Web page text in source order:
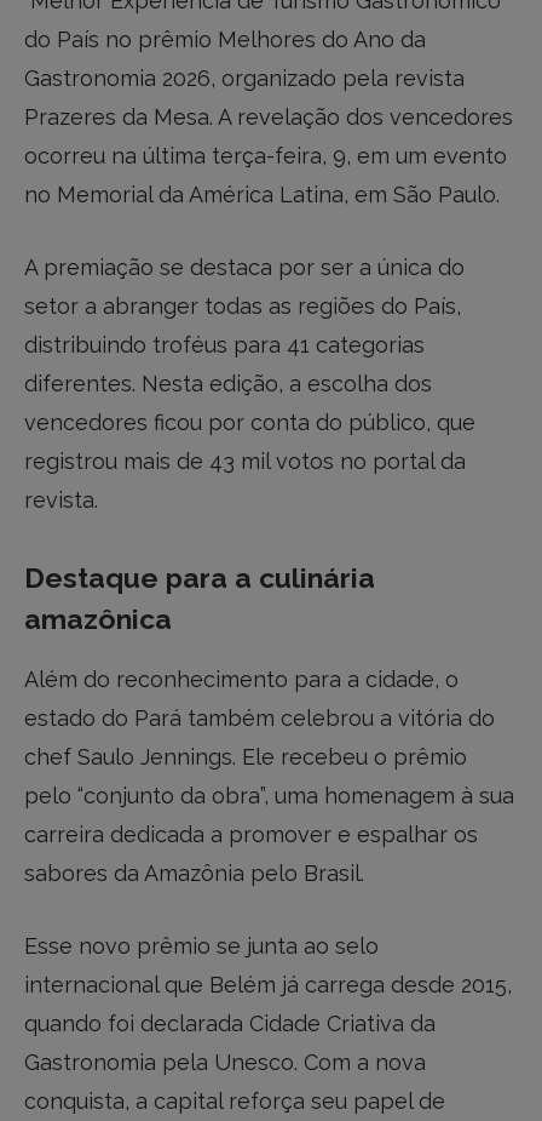
do País no prêmio Melhores do Ano da
Gastronomia 2026, organizado pela revista
Prazeres da Mesa. A revelação dos vencedores
ocorreu na última terça-feira, 9, em um evento
no Memorial da América Latina, em São Paulo.
A premiação se destaca por ser a única do
setor a abranger todas as regiões do País,
distribuindo troféus para 41 categorias
diferentes. Nesta edição, a escolha dos
vencedores ficou por conta do público, que
registrou mais de 43 mil votos no portal da
revista.
Destaque para a culinária
amazônica
Além do reconhecimento para a cidade, o
estado do Pará também celebrou a vitória do
chef Saulo Jennings. Ele recebeu o prêmio
pelo “conjunto da obra”, uma homenagem à sua
carreira dedicada a promover e espalhar os
sabores da Amazônia pelo Brasil.
Esse novo prêmio se junta ao selo
internacional que Belém já carrega desde 2015,
quando foi declarada Cidade Criativa da
Gastronomia pela Unesco. Com a nova
conquista, a capital reforça seu papel de